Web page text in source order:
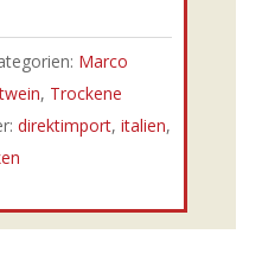
Marco
, Trockene
direktimport, italien,